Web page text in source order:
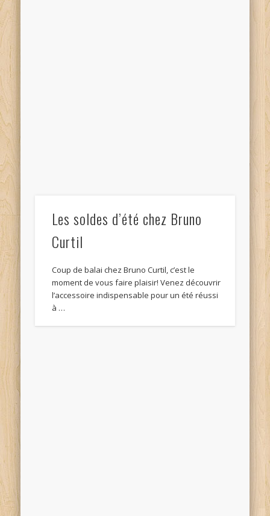
Les soldes d’été chez Bruno
Curtil
moment de vous faire plaisir! Venez découvrir
l’accessoire indispensable pour un été réussi
à …